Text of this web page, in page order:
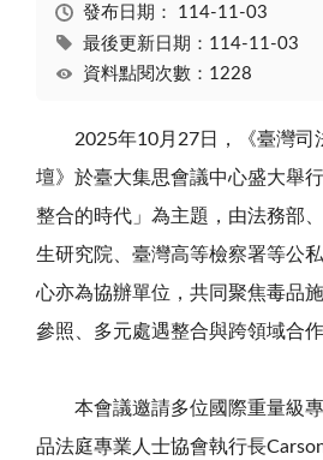
發布日期： 114-11-03
最後更新日期：114-11-03
資料點閱次數：1228
2025年10月 27日，《臺灣司
壇》於臺大集思會議中心盛大舉
整合的時代」為主題，由法務部
生研究院、臺灣高等檢察署等公
心亦為協辦單位，共同聚焦毒品
參照、多元處遇整合與跨領域合作
本會議邀請多位國際重量級
品法庭專業人士協會執行長